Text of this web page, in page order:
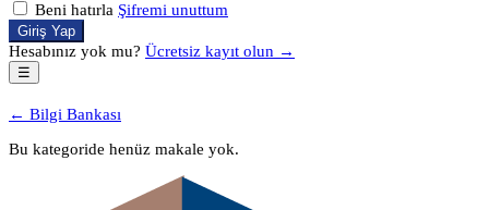
Beni hatırla Şifremi unuttum
Giriş Yap
Hesabınız yok mu? Ücretsiz kayıt olun →
☰
← Bilgi Bankası
Bu kategoride henüz makale yok.